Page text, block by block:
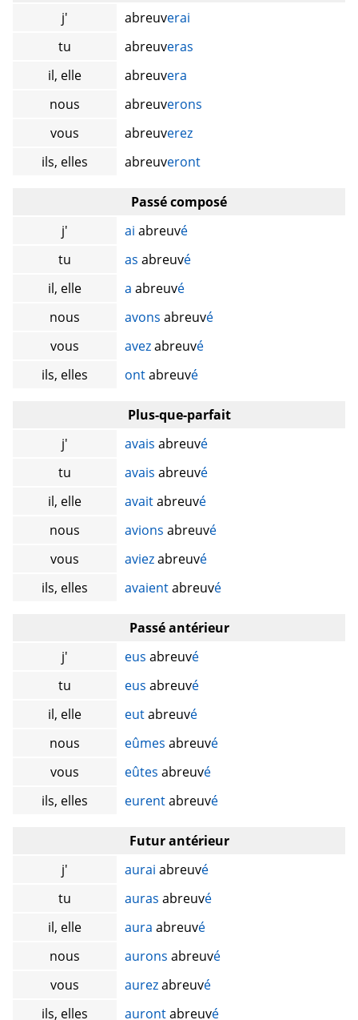
j'
abreuverai
tu
abreuveras
il, elle
abreuvera
nous
abreuverons
vous
abreuverez
ils, elles
abreuveront
Passé composé
j'
ai abreuvé
tu
as abreuvé
il, elle
a abreuvé
nous
avons abreuvé
vous
avezabreuvé
ils, elles
ontabreuvé
Plus-que-parfait
j'
avais abreuvé
tu
avais abreuvé
il, elle
avaitabreuvé
nous
avions abreuvé
vous
aviezabreuvé
ils, elles
avaientabreuvé
Passé antérieur
j'
eus abreuvé
tu
eus abreuvé
il, elle
eutabreuvé
nous
eûmes abreuvé
vous
eûtes abreuvé
ils, elles
eurentabreuvé
Futur antérieur
j'
aurai abreuvé
tu
auras abreuvé
il, elle
aura abreuvé
nous
aurons abreuvé
vous
aurezabreuvé
ils, elles
aurontabreuvé